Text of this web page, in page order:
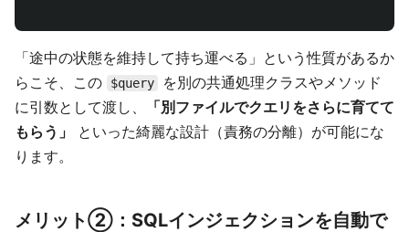
「途中の状態を維持して持ち運べる」という性質があるか
らこそ、この
$query
を別の共通処理クラスやメソッド
に引数として渡し、
「別ファイルでクエリをさらに育てて
もらう」
といった綺麗な設計（責務の分離）が可能にな
ります。
メリット②：SQLインジェクションを自動で